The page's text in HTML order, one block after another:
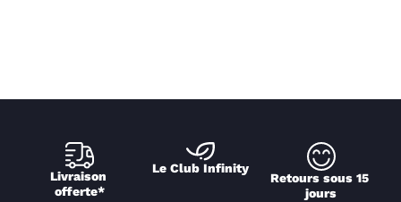
Livraison
offerte*
Le Club Infinity
Retours sous 15
jours